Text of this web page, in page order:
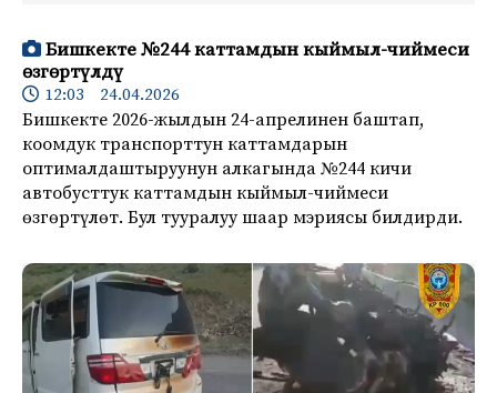
Бишкекте №244 каттамдын кыймыл-чиймеси
өзгөртүлдү
12:03 24.04.2026
Бишкекте 2026-жылдын 24-апрелинен баштап,
коомдук транспорттун каттамдарын
оптималдаштыруунун алкагында №244 кичи
автобусттук каттамдын кыймыл-чиймеси
өзгөртүлөт. Бул тууралуу шаар мэриясы билдирди.